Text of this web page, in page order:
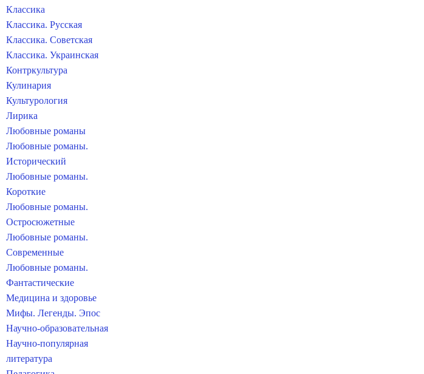
Классика
Классика. Русская
Классика. Советская
Классика. Украинская
Контркультура
Кулинария
Культурология
Лирика
Любовные романы
Любовные романы.
Исторический
Любовные романы.
Короткие
Любовные романы.
Остросюжетные
Любовные романы.
Современные
Любовные романы.
Фантастические
Медицина и здоровье
Мифы. Легенды. Эпос
Научно-образовательная
Научно-популярная
литература